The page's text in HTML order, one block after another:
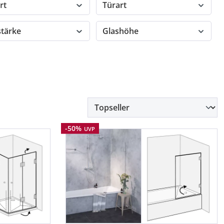
Türart
Glashöhe
Rabatt
-50% UVP